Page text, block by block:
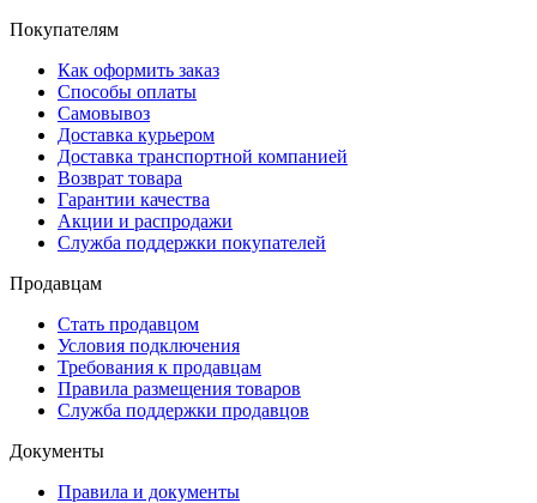
Покупателям
Как оформить заказ
Способы оплаты
Самовывоз
Доставка курьером
Доставка транспортной компанией
Возврат товара
Гарантии качества
Акции и распродажи
Служба поддержки покупателей
Продавцам
Стать продавцом
Условия подключения
Требования к продавцам
Правила размещения товаров
Служба поддержки продавцов
Документы
Правила и документы